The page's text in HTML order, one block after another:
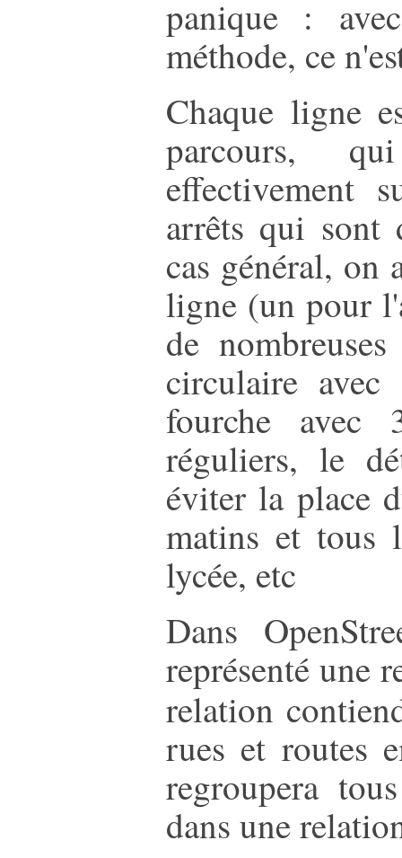
panique :
méthode, ce
Chaque ligne
parcours,
effectivement
arrêts qui sont
cas général, on
ligne (un pour
de
circulaire
fourche
réguliers, le
éviter la place
matins et tous
lycée, etc
Dans
représenté une
relation
rues et routes
regroupera
dans une